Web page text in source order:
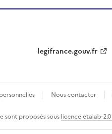
legifrance.gouv.fr
Nous contacter
sont proposés sous licence etalab-2.0